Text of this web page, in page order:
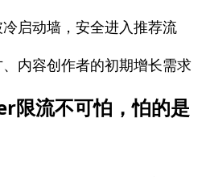
启动墙，安全进入推荐流
内容创作者的初期增长需求
流不可怕，怕的是